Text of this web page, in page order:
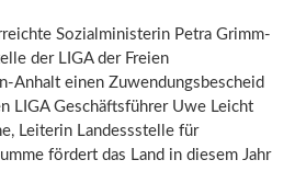
Sozialministerin Petra Grimm-
der LIGA der Freien
Anhalt einen Zuwendungsbescheid
LIGA Geschäftsführer Uwe Leicht
Leiterin Landessstelle für
fördert das Land in diesem Jahr